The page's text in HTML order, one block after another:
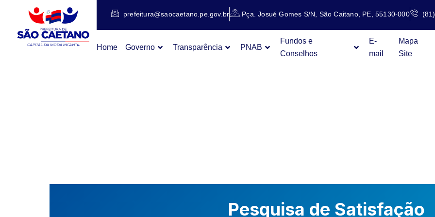
prefeitura@saocaetano.pe.gov.br Pça. Josué Gomes S/N, São Caitano, PE, 55130-000
Home Governo Transparência PNAB
Fundos e
Conselhos
E-
mail
Mapa
Site